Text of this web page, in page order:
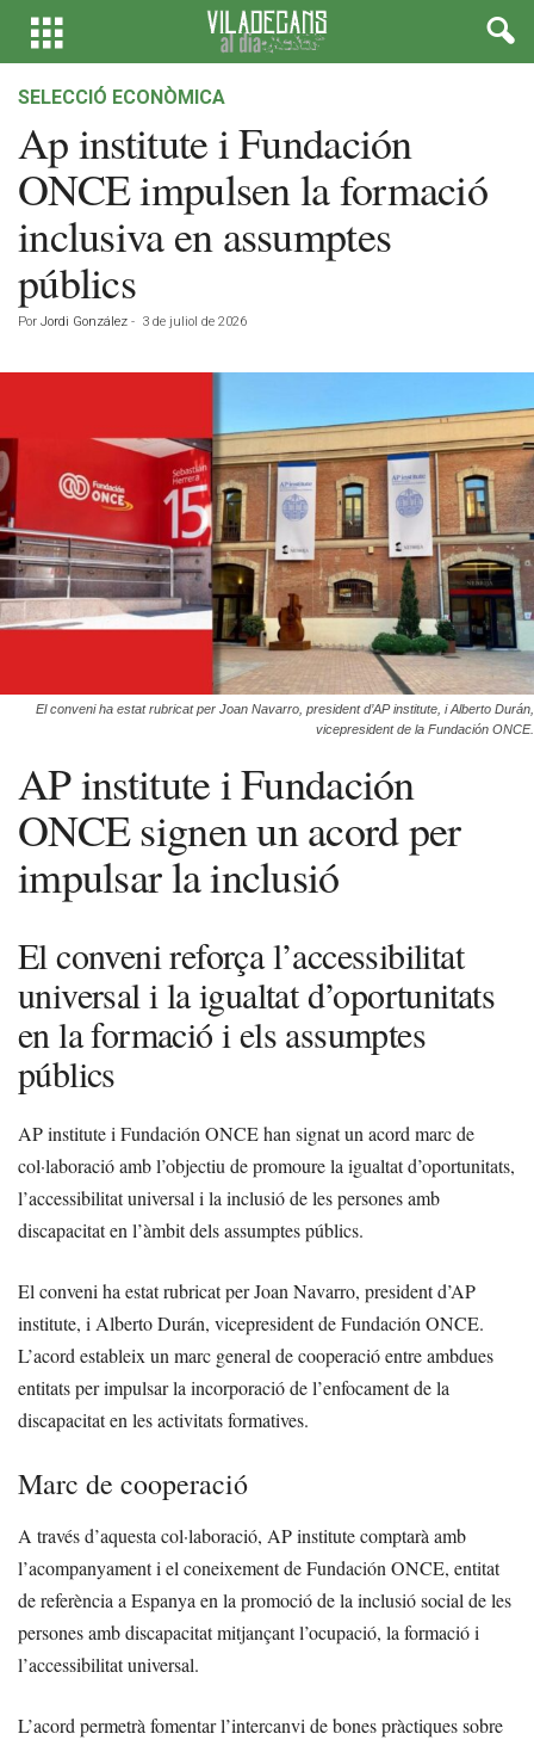
SELECCIÓ ECONÒMICA
Ap institute i Fundación
ONCE impulsen la formació
inclusiva en assumptes
públics
Por Jordi González - 3 de juliol de 2026
El conveni ha estat rubricat per Joan Navarro, president d’AP institute, i Alberto Durán,
vicepresident de la Fundación ONCE.
AP institute i Fundación
ONCE signen un acord per
impulsar la inclusió
El conveni reforça l’accessibilitat
universal i la igualtat d’oportunitats
en la formació i els assumptes
públics
AP institute i Fundación ONCE han signat un acord marc de
col·laboració amb l’objectiu de promoure la igualtat d’oportunitats,
l’accessibilitat universal i la inclusió de les persones amb
discapacitat en l’àmbit dels assumptes públics.
El conveni ha estat rubricat per Joan Navarro, president d’AP
institute, i Alberto Durán, vicepresident de Fundación ONCE.
L’acord estableix un marc general de cooperació entre ambdues
entitats per impulsar la incorporació de l’enfocament de la
discapacitat en les activitats formatives.
Marc de cooperació
A través d’aquesta col·laboració, AP institute comptarà amb
l’acompanyament i el coneixement de Fundación ONCE, entitat
de referència a Espanya en la promoció de la inclusió social de les
persones amb discapacitat mitjançant l’ocupació, la formació i
l’accessibilitat universal.
L’acord permetrà fomentar l’intercanvi de bones pràctiques sobre